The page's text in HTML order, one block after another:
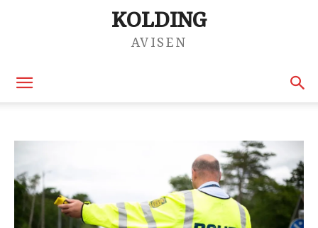
KOLDING
AVISEN